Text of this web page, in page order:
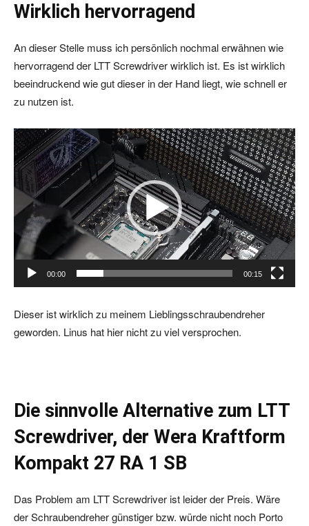
Wirklich hervorragend
An dieser Stelle muss ich persönlich nochmal erwähnen wie
hervorragend der LTT Screwdriver wirklich ist. Es ist wirklich
beeindruckend wie gut dieser in der Hand liegt, wie schnell er
zu nutzen ist.
V
i
d
e
P
l
e
r
00:00 00:15
Dieser ist wirklich zu meinem Lieblingsschraubendreher
geworden. Linus hat hier nicht zu viel versprochen.
Die sinnvolle Alternative zum LTT
Screwdriver, der Wera Kraftform
Kompakt 27 RA 1 SB
Das Problem am LTT Screwdriver ist leider der Preis. Wäre
der Schraubendreher günstiger bzw. würde nicht noch Porto